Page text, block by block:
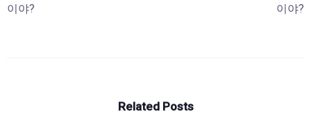
이야?
이야?
Related Posts